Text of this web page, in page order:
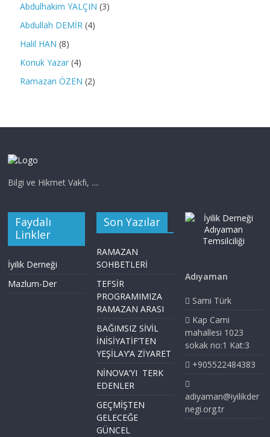
Abdulhakim YALÇIN (3)
Abdullah DEMİR (4)
Halil HAN (8)
Konuk Yazar (4)
Ramazan ÖZEN (2)
Bilgi ve Hikmet Vakfı, ....
Faydalı
Linkler
İyilik Derneği
Mazlum-Der
Son Yazılar
RAMAZAN
SOHBETLERİ
TEFSİR
PROGRAMIMIZA
RAMAZAN ARASI
BAĞIMSIZ SİVİL
İNİSİYATİF’TEN
YEŞİLAY’A ZİYARET
NİNOVA’YI TERK
EDENLER
GEÇMİŞTEN
GELECEĞE
GÜNCEL
Adıyaman
Sami Türk
Kap Cami
mahallesi 1023
sokak no:1 Kat:3
+905522484383
adiyaman@iyilikder
negi.org.tr